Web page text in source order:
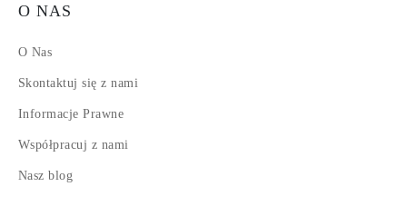
O NAS
O Nas
Skontaktuj się z nami
Informacje Prawne
Współpracuj z nami
Nasz blog